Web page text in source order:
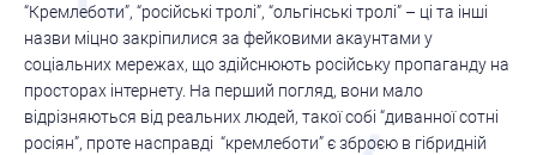
“Кремлеботи”, “російські тролі”, “ольгінські тролі” – ці та інші
назви міцно закріпилися за фейковими акаунтами у
соціальних мережах, що здійснюють російську пропаганду на
просторах інтернету. На перший погляд, вони мало
відрізняються від реальних людей, такої собі “диванної сотні
росіян”, проте насправді “кремлеботи” є зброєю в гібридній